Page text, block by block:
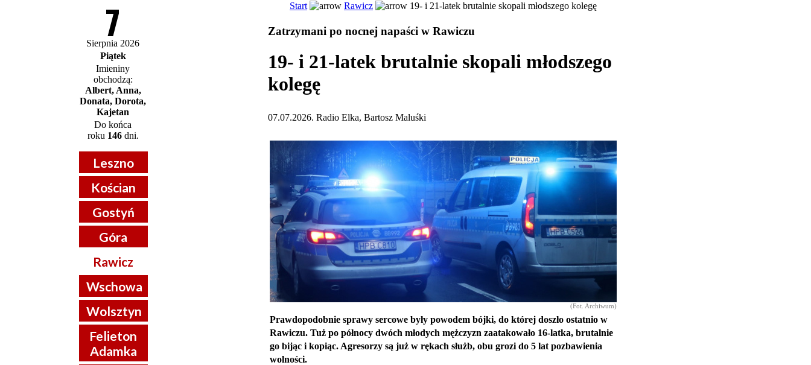
7
Sierpnia 2026
Piątek
Imieniny
obchodzą:
Albert, Anna,
Donata, Dorota,
Kajetan
Do końca
roku 146dni.
Leszno
Kościan
Gostyń
Góra
Rawicz
Wschowa
Wolsztyn
Felieton
Adamka
Start Rawicz 19- i 21-latek brutalnie skopali młodszego kolegę
Zatrzymani po nocnej napaści w Rawiczu
19- i 21-latek brutalnie skopali młodszego
kolegę
07.07.2026. Radio Elka, Bartosz Maluśki
(Fot. Archiwum)
Prawdopodobnie sprawy sercowe były powodem bójki, do której doszło ostatnio w
Rawiczu. Tuż po północy dwóch młodych mężczyzn zaatakowało 16-latka, brutalnie
go bijąc i kopiąc. Agresorzy są już w rękach służb, obu grozi do 5 lat pozbawienia
wolności.